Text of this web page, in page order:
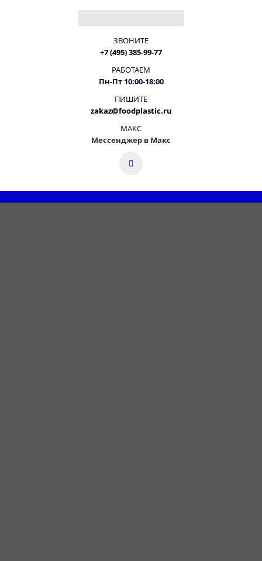
ЗВОНИТЕ
+7 (495) 385-99-77
РАБОТАЕМ
Пн-Пт 10:00-18:00
ПИШИТЕ
zakaz@foodplastic.ru
МАКС
Мессенджер в Макс